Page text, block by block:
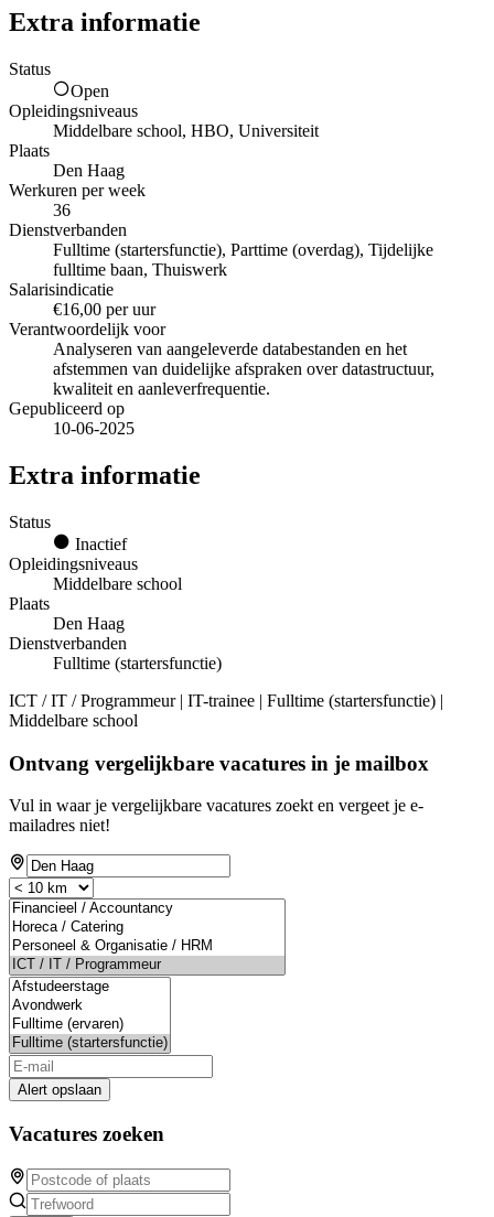
Extra informatie
Status
Open
Opleidingsniveaus
Middelbare school, HBO, Universiteit
Plaats
Den Haag
Werkuren per week
36
Dienstverbanden
Fulltime (startersfunctie), Parttime (overdag), Tijdelijke
fulltime baan, Thuiswerk
Salarisindicatie
€16,00 per uur
Verantwoordelijk voor
Analyseren van aangeleverde databestanden en het
afstemmen van duidelijke afspraken over datastructuur,
kwaliteit en aanleverfrequentie.
Gepubliceerd op
10-06-2025
Extra informatie
Status
Inactief
Opleidingsniveaus
Middelbare school
Plaats
Den Haag
Dienstverbanden
Fulltime (startersfunctie)
ICT / IT / Programmeur | IT-trainee | Fulltime (startersfunctie) |
Middelbare school
Ontvang vergelijkbare vacatures in je mailbox
Vul in waar je vergelijkbare vacatures zoekt en vergeet je e-
mailadres niet!
Alert opslaan
Vacatures zoeken